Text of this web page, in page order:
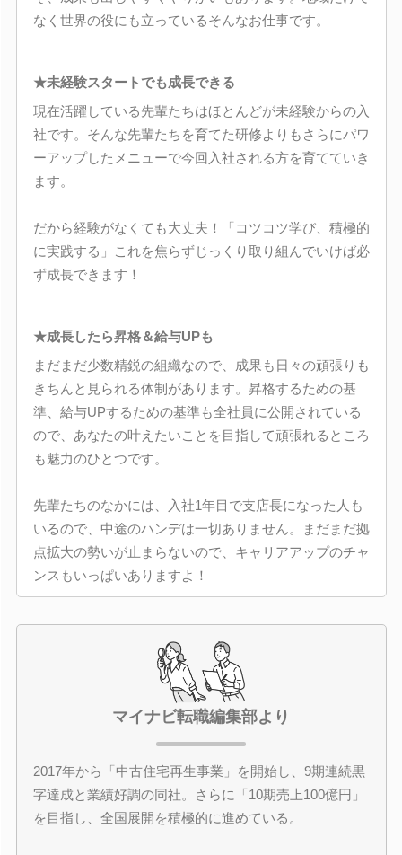
なく世界の役にも立っているそんなお仕事です。
★未経験スタートでも成長できる
現在活躍している先輩たちはほとんどが未経験からの入
社です。そんな先輩たちを育てた研修よりもさらにパワ
ーアップしたメニューで今回入社される方を育てていき
ます。
だから経験がなくても大丈夫！「コツコツ学び、積極的
に実践する」これを焦らずじっくり取り組んでいけば必
ず成長できます！
★成長したら昇格＆給与UPも
まだまだ少数精鋭の組織なので、成果も日々の頑張りも
きちんと見られる体制があります。昇格するための基
準、給与UPするための基準も全社員に公開されている
ので、あなたの叶えたいことを目指して頑張れるところ
も魅力のひとつです。
先輩たちのなかには、入社1年目で支店長になった人も
いるので、中途のハンデは一切ありません。まだまだ拠
点拡大の勢いが止まらないので、キャリアアップのチャ
ンスもいっぱいありますよ！
マイナビ転職編集部より
2017年から「中古住宅再生事業」を開始し、9期連続黒
字達成と業績好調の同社。さらに「10期売上100億円」
を目指し、全国展開を積極的に進めている。